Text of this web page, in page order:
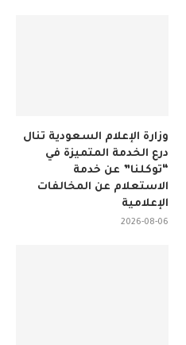
وزارة الإعلام السعودية تنال
درع الخدمة المتميزة في
“توكلنا” عن خدمة
الاستعلام عن المخالفات
الإعلامية
2026-08-06